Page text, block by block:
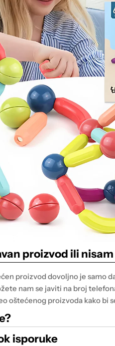
proizvod ili
proizvod dovoljno je samo
nam se javiti na broj
oštećenog proizvoda kako bi
isporuke